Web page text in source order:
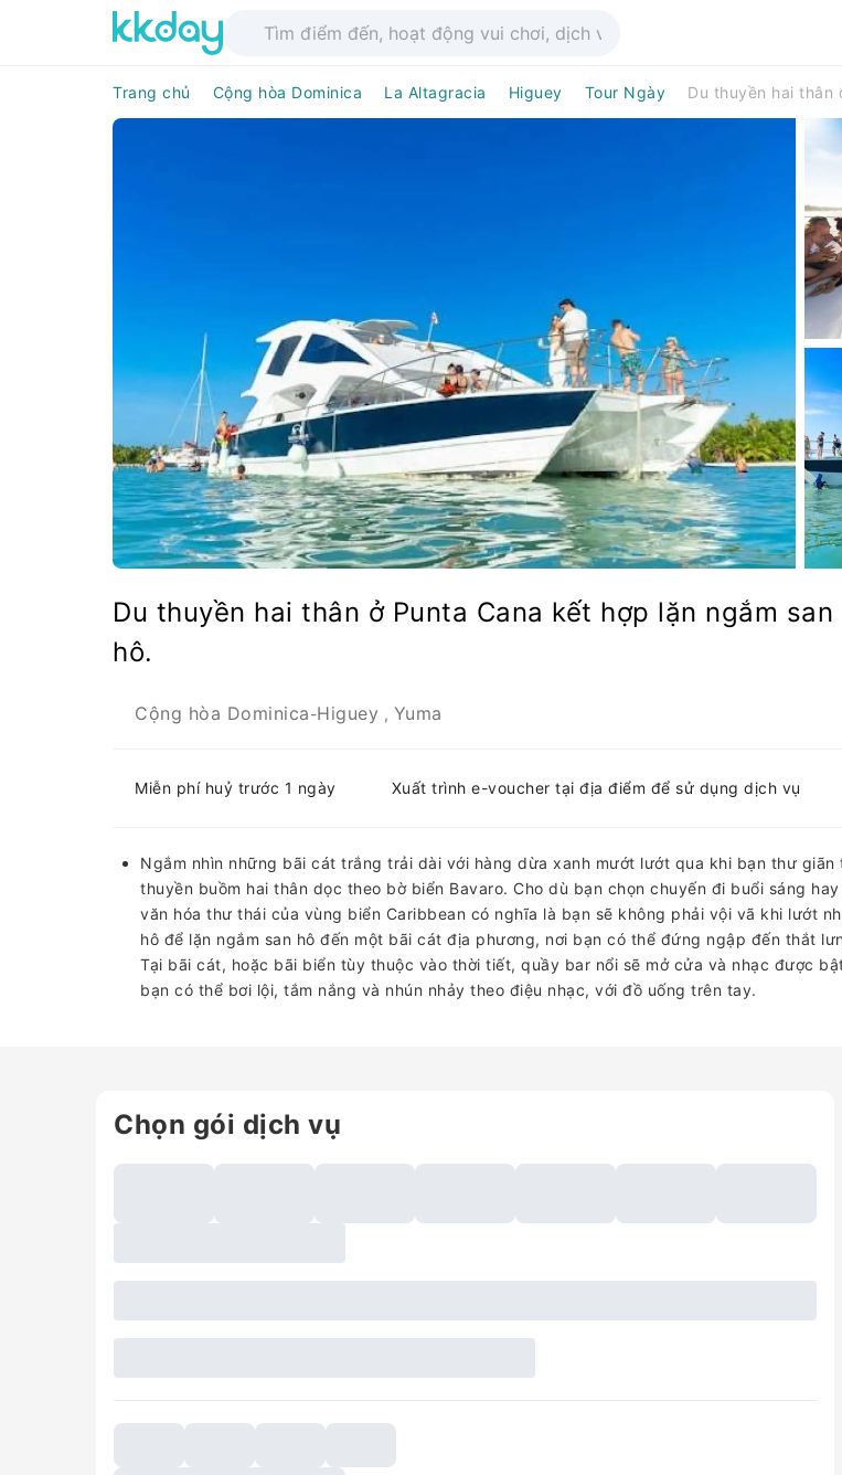
Trang chủ Cộng hòa Dominica La Altagracia Higuey Tour Ngày Du thuyền hai thân
Du thuyền hai thân ở Punta Cana kết hợp lặn ngắm san
hô.
Cộng hòa Dominica-Higuey , Yuma
Miễn phí huỷ trước 1 ngày Xuất trình e-voucher tại địa điểm để sử dụng dịch vụ
Ngắm nhìn những bãi cát trắng trải dài với hàng dừa xanh mướt lướt qua khi bạn thư giãn
thuyền buồm hai thân dọc theo bờ biển Bavaro. Cho dù bạn chọn chuyến đi buổi sáng
văn hóa thư thái của vùng biển Caribbean có nghĩa là bạn sẽ không phải vội vã khi lướt
hô để lặn ngắm san hô đến một bãi cát địa phương, nơi bạn có thể đứng ngập đến thắt
Tại bãi cát, hoặc bãi biển tùy thuộc vào thời tiết, quầy bar nổi sẽ mở cửa và nhạc được
bạn có thể bơi lội, tắm nắng và nhún nhảy theo điệu nhạc, với đồ uống trên tay.
Chọn gói dịch vụ